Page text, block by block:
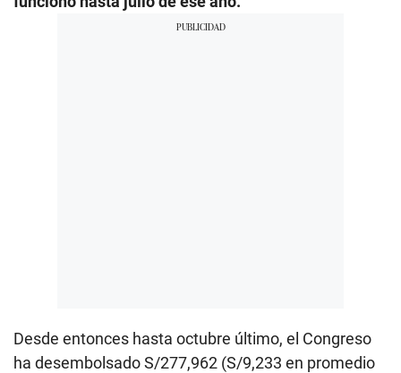
Desde entonces hasta octubre último, el Congreso
ha desembolsado S/277,962 (S/9,233 en promedio